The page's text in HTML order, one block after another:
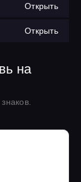
Открыть
Открыть
на